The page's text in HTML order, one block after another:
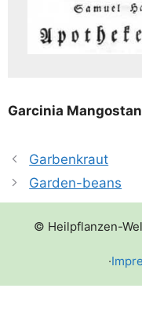
Gar­ci­nia
Garbenkraut
Garden-beans
© Heilpflanzen-
·